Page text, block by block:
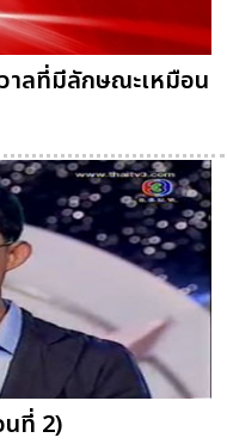
วาลที่มีลักษณะเหมือน
ที่ 2)